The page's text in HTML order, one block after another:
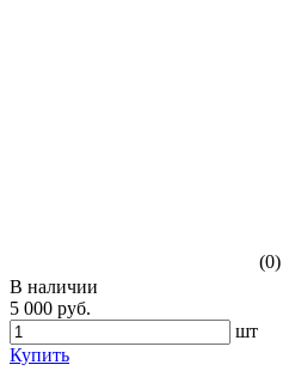
(0)
В наличии
5 000 руб.
шт
Купить